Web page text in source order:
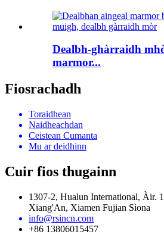
Dealbh-ghàrraidh
marmor...
Fiosrachadh
Toraidhean
Naidheachdan
Ceistean Cumanta
Mu ar deidhinn
Cuir fios thugainn
1307-2, Hualun International, Àir.
Xiang'An, Xiamen Fujian Sìona
info@rsincn.com
+86 13806015457